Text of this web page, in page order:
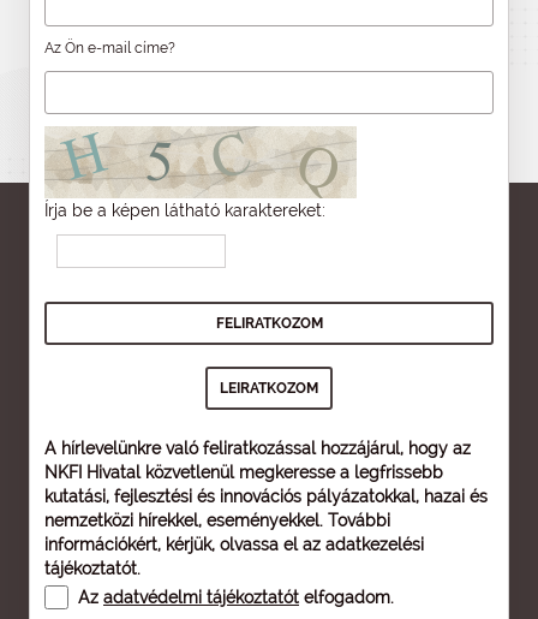
Az Ön e-mail címe?
Írja be a képen látható karaktereket:
A hírlevelünkre való feliratkozással hozzájárul, hogy az
NKFI Hivatal közvetlenül megkeresse a legfrissebb
kutatási, fejlesztési és innovációs pályázatokkal, hazai és
nemzetközi hírekkel, eseményekkel. További
információkért, kérjük, olvassa el az adatkezelési
tájékoztatót.
Az adatvédelmi tájékoztatót elfogadom.